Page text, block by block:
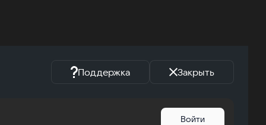
Поддержка Закрыть
Войти